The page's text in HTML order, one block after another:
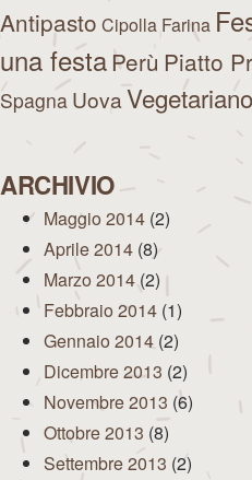
Antipasto Cipolla Farina
una festa Perù Piatto
Spagna UovaVegetariano
ARCHIVIO
Maggio 2014 (2)
Aprile 2014 (8)
Marzo 2014 (2)
Febbraio 2014 (1)
Gennaio 2014 (2)
Dicembre 2013 (2)
Novembre 2013 (6)
Ottobre 2013 (8)
Settembre 2013 (2)